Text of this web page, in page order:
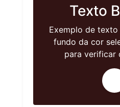
Texto
Exemplo de
fundo da cor
para verificar